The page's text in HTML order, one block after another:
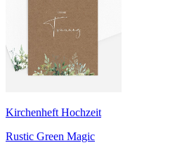
Kirchenheft Hochzeit
Rustic Green Magic